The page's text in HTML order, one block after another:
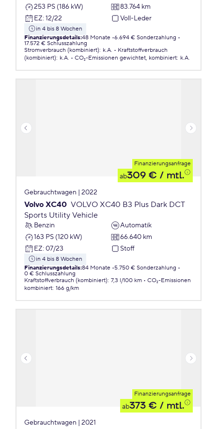
253 PS (186 kW)
83.764 km
EZ: 12/22 Voll-Leder
in 4 bis 8 Wochen
Finanzierungsdetails:48 Monate 6.694 € Sonderzahlung
17.572 € Schlusszahlung
Stromverbrauch (kombiniert): k.A.
Kraftstoffverbrauch
(kombiniert): k.A. CO₂-Emissionen gewichtet, kombiniert: k.A.
Finanzierungsanfrage
ab309 € / mtl.
Gebrauchtwagen | 2022
Volvo XC40 VOLVO XC40 B3 Plus Dark DCT
Sports Utility Vehicle
Benzin
Automatik
163 PS (120 kW)
66.640 km
EZ: 07/23 Stoff
in 4 bis 8 Wochen
Finanzierungsdetails:84 Monate 5.750 € Sonderzahlung
0 € Schlusszahlung
Kraftstoffverbrauch (kombiniert): 7,3 l/100 km
CO₂-Emissionen
kombiniert: 166 g/km
Finanzierungsanfrage
ab373 € / mtl.
Gebrauchtwagen | 2021